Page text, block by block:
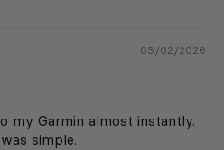
03/02/2026
my Garmin almost instantly.
simple.